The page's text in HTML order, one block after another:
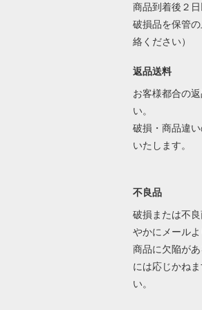
商品到着後２
破損品を保管
絡ください）
返品送料
お客様都合の
い。
破損・商品違
いたします。
不良品
破損または不
やかにメールよ
商品に欠陥が
には応じかね
い。